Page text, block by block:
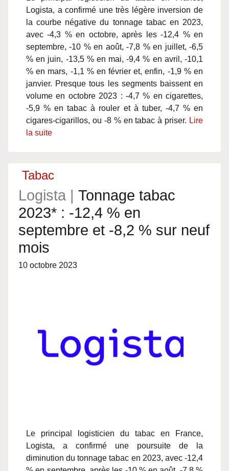
Logista, a confirmé une très légère inversion de
la courbe négative du tonnage tabac en 2023,
avec -4,3 % en octobre, après les -12,4 % en
septembre, -10 % en août, -7,8 % en juillet, -6,5
% en juin, -13,5 % en mai, -9,4 % en avril, -10,1
% en mars, -1,1 % en février et, enfin, -1,9 % en
janvier. Presque tous les segments baissent en
volume en octobre 2023 : -4,7 % en cigarettes,
-5,9 % en tabac à rouler et à tuber, -4,7 % en
cigares-cigarillos, ou -8 % en tabac à priser. Lire
la suite
Tabac
Logista | Tonnage tabac
2023* : -12,4 % en
septembre et -8,2 % sur neuf
mois
10 octobre 2023
Le principal logisticien du tabac en France,
Logista, a confirmé une poursuite de la
diminution du tonnage tabac en 2023, avec -12,4